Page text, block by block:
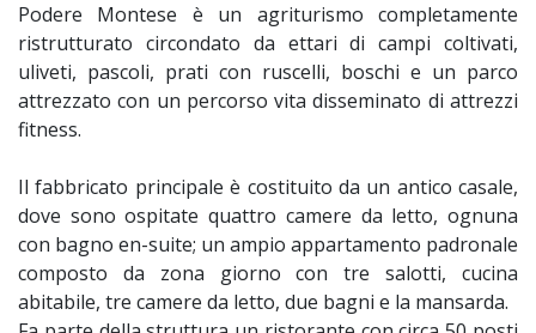
Podere Montese è un agriturismo completamente
ristrutturato circondato da ettari di campi coltivati,
uliveti, pascoli, prati con ruscelli, boschi e un parco
attrezzato con un percorso vita disseminato di attrezzi
fitness.
Il fabbricato principale è costituito da un antico casale,
dove sono ospitate quattro camere da letto, ognuna
con bagno en-suite; un ampio appartamento padronale
composto da zona giorno con tre salotti, cucina
abitabile, tre camere da letto, due bagni e la mansarda.